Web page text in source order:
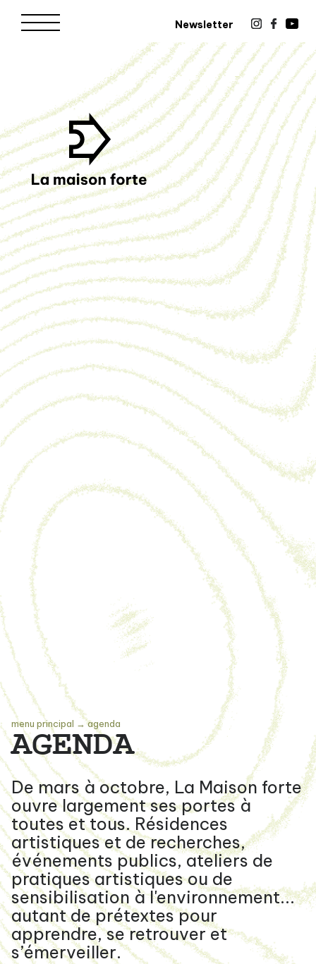
Newsletter
menu principal →agenda
AGENDA
De mars à octobre, La Maison forte
ouvre largement ses portes à
toutes et tous. Résidences
artistiques et de recherches,
événements publics, ateliers de
pratiques artistiques ou de
sensibilisation à l'environnement...
autant de prétextes pour
apprendre, se retrouver et
s’émerveiller.